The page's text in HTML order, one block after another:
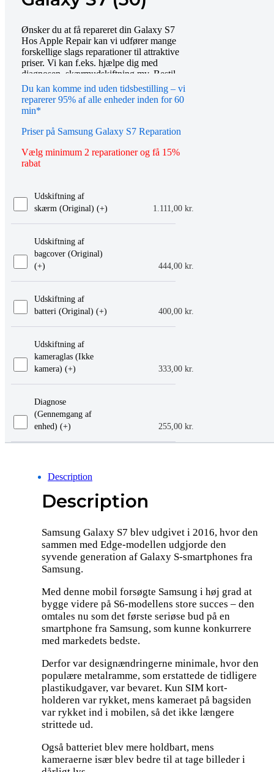
Ønsker du at få repareret din Galaxy S7
Hos Apple Repair kan vi udfører mange
forskellige slags reparationer til attraktive
priser. Vi kan f.eks. hjælpe dig med
diagnosen, skærmudskiftning mv. Bestil
tid online eller mød op i vores butik, så
hjælper vi dig gerne videre. Du er også
altid velkommen til at kontakte os på
Du kan komme ind uden tidsbestilling – vi
reparerer 95% af alle enheder inden for 60
min*
Priser på Samsung Galaxy S7 Reparation
Vælg minimum 2 reparationer og få 15%
rabat
Udskiftning af
skærm (Original) (+
1.111,00 kr.
)
Udskiftning af
bagcover (Original)
(+
444,00 kr.
)
Udskiftning af
batteri (Original) (+
400,00 kr.
)
Udskiftning af
kameraglas (Ikke
kamera) (+
333,00 kr.
)
Diagnose
(Gennemgang af
enhed) (+
255,00 kr.
)
Description
Description
Samsung Galaxy S7 blev udgivet i 2016, hvor den
sammen med Edge-modellen udgjorde den
syvende generation af Galaxy S-smartphones fra
Samsung.
Med denne mobil forsøgte Samsung i høj grad at
bygge videre på S6-modellens store succes – den
omtales nu som det første seriøse bud på en
smartphone fra Samsung, som kunne konkurrere
med markedets bedste.
Derfor var designændringerne minimale, hvor den
populære metalramme, som erstattede de tidligere
plastikudgaver, var bevaret. Kun SIM kort-
holderen var rykket, mens kameraet på bagsiden
var rykket ind i mobilen, så det ikke længere
strittede ud.
Også batteriet blev mere holdbart, mens
kameraerne især blev bedre til at tage billeder i